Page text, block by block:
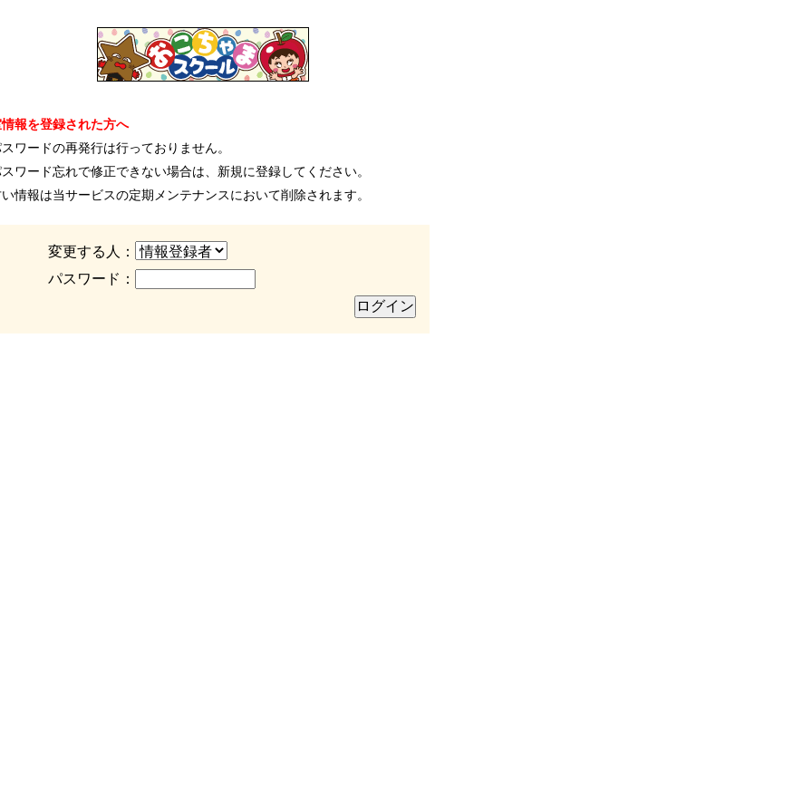
報を登録された方へ
スワードの再発行は行っておりません。
スワード忘れで修正できない場合は、新規に登録してください。
い情報は当サービスの定期メンテナンスにおいて削除されます。
変更する人：
パスワード：